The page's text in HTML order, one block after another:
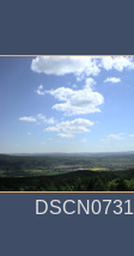
DSCN0731